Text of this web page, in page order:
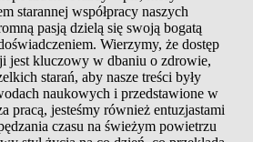
starannej współpracy naszych
pasją dzielą się swoją bogatą
Wierzymy, że dostęp
jest kluczowy w dbaniu o zdrowie,
starań, aby nasze treści były
naukowych i przedstawione w
pracą, jesteśmy również entuzjastami
czasu na świeżym powietrzu